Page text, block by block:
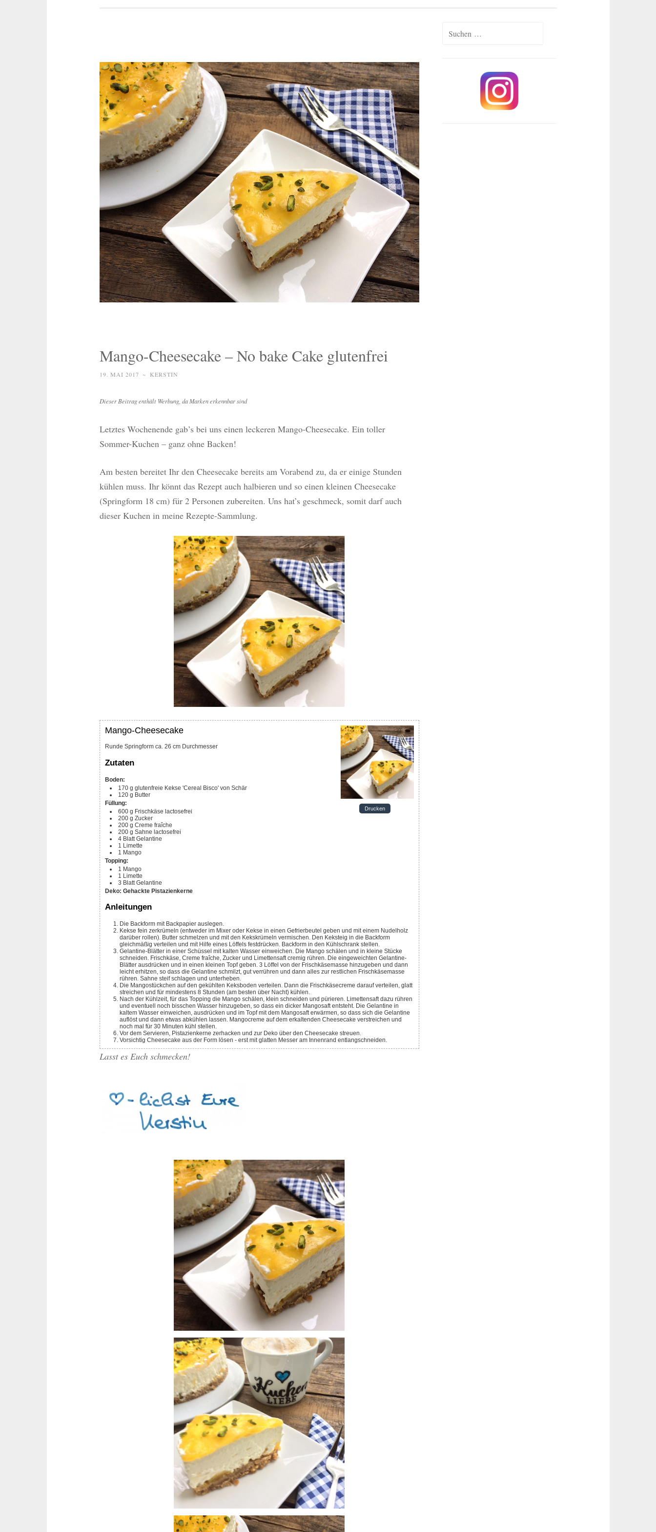
Mango-Cheesecake – No bake Cake glutenfrei
19. MAI 2017 ~ KERSTIN
Dieser Beitrag enthält Werbung, da Marken erkennbar sind
Letztes Wochenende gab’s bei uns einen leckeren Mango-Cheesecake. Ein toller
Sommer-Kuchen – ganz ohne Backen!
Am besten bereitet Ihr den Cheesecake bereits am Vorabend zu, da er einige Stunden
kühlen muss. Ihr könnt das Rezept auch halbieren und so einen kleinen Cheesecake
(Springform 18 cm) für 2 Personen zubereiten. Uns hat’s geschmeck, somit darf auch
dieser Kuchen in meine Rezepte-Sammlung.
Drucken
Mango-Cheesecake
Runde Springform ca. 26 cm Durchmesser
Zutaten
Boden:
170 g glutenfreie Kekse 'Cereal Bisco' von Schär
120 g Butter
Füllung:
600 g Frischkäse lactosefrei
200 g Zucker
200 g Creme fraîche
200 g Sahne lactosefrei
4 Blatt Gelantine
1 Limette
1 Mango
Topping:
1 Mango
1 Limette
3 Blatt Gelantine
Deko: Gehackte Pistazienkerne
Anleitungen
Die Backform mit Backpapier auslegen.
Kekse fein zerkrümeln (entweder im Mixer oder Kekse in einen Gefrierbeutel geben und mit einem Nudelholz
darüber rollen). Butter schmelzen und mit den Kekskrümeln vermischen. Den Keksteig in die Backform
gleichmäßig verteilen und mit Hilfe eines Löffels festdrücken. Backform in den Kühlschrank stellen.
Gelantine-Blätter in einer Schüssel mit kalten Wasser einweichen. Die Mango schälen und in kleine Stücke
schneiden. Frischkäse, Creme fraîche, Zucker und Limettensaft cremig rühren. Die eingeweichten Gelantine-
Blätter ausdrücken und in einen kleinen Topf geben. 3 Löffel von der Frischkäsemasse hinzugeben und dann
leicht erhitzen, so dass die Gelantine schmilzt, gut verrühren und dann alles zur restlichen Frischkäsemasse
rühren. Sahne steif schlagen und unterheben.
Die Mangostückchen auf den gekühlten Keksboden verteilen. Dann die Frischkäsecreme darauf verteilen, glatt
streichen und für mindestens 8 Stunden (am besten über Nacht) kühlen.
Nach der Kühlzeit, für das Topping die Mango schälen, klein schneiden und pürieren. Limettensaft dazu rühren
und eventuell noch bisschen Wasser hinzugeben, so dass ein dicker Mangosaft entsteht. Die Gelantine in
kaltem Wasser einweichen, ausdrücken und im Topf mit dem Mangosaft erwärmen, so dass sich die Gelantine
auflöst und dann etwas abkühlen lassen. Mangocreme auf dem erkaltenden Cheesecake verstreichen und
noch mal für 30 Minuten kühl stellen.
Vor dem Servieren, Pistazienkerne zerhacken und zur Deko über den Cheesecake streuen.
Vorsichtig Cheesecake aus der Form lösen - erst mit glatten Messer am Innenrand entlangschneiden.
Lasst es Euch schmecken!
Suchen